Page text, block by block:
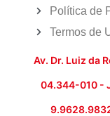
Política de
Termos de
Av. Dr. Luiz da
04.344-010 -